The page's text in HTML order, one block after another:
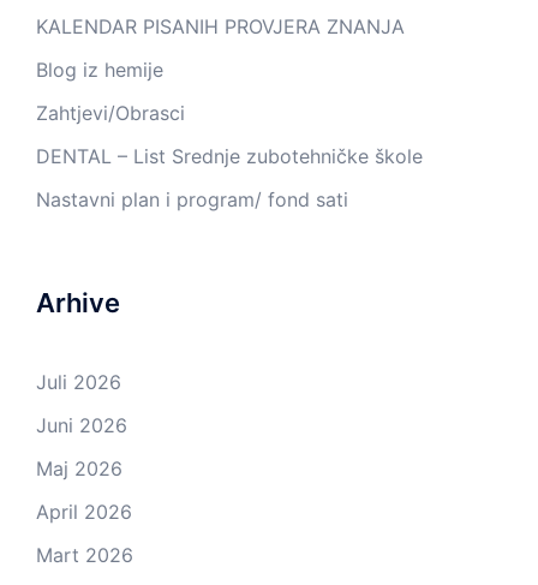
KALENDAR PISANIH PROVJERA ZNANJA
Blog iz hemije
Zahtjevi/Obrasci
DENTAL – List Srednje zubotehničke škole
Nastavni plan i program/ fond sati
Arhive
Juli 2026
Juni 2026
Maj 2026
April 2026
Mart 2026